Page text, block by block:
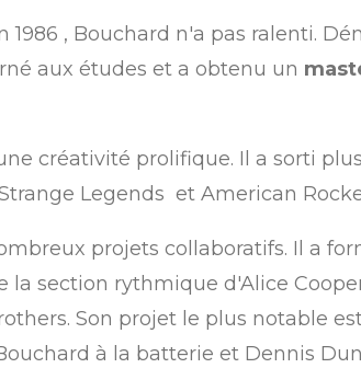
1986 , Bouchard n'a pas ralenti.
aux études et a obtenu un
créativité prolifique. Il a sorti
Legends et American
projets collaboratifs. Il a
section rythmique d'Alice
Son projet le plus notable
à la batterie et Dennis